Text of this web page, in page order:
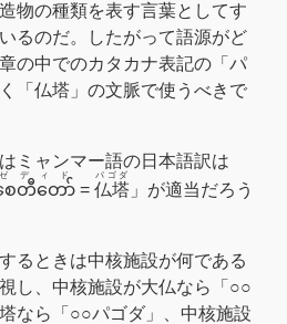
物の種類を表す言葉としてす
るのだ。したがって語源がど
の中でのカタカナ表記の「パ
「仏塔」の文脈で使うべきで
ミャンマー語の日本語訳は
ေတီတော်
ゼディド
= 仏塔
パゴダ
」が適当だろう
るときは中核施設が何である
し、中核施設が大仏なら「○○
なら「○○パゴダ」、中核施設